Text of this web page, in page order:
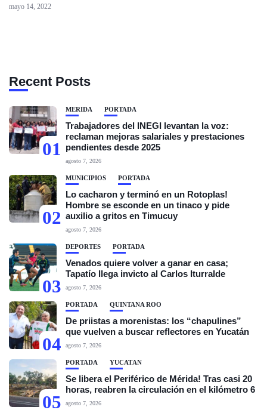
mayo 14, 2022
Recent Posts
01
MÉRIDA PORTADA
Trabajadores del INEGI levantan la voz:
reclaman mejoras salariales y prestaciones
pendientes desde 2025
agosto 7, 2026
02
MUNICIPIOS PORTADA
Lo cacharon y terminó en un Rotoplas!
Hombre se esconde en un tinaco y pide
auxilio a gritos en Timucuy
agosto 7, 2026
03
DEPORTES PORTADA
Venados quiere volver a ganar en casa;
Tapatío llega invicto al Carlos Iturralde
agosto 7, 2026
04
PORTADA QUINTANA ROO
De priistas a morenistas: los “chapulines”
que vuelven a buscar reflectores en Yucatán
agosto 7, 2026
05
PORTADA YUCATÁN
Se libera el Periférico de Mérida! Tras casi 20
horas, reabren la circulación en el kilómetro 6
agosto 7, 2026